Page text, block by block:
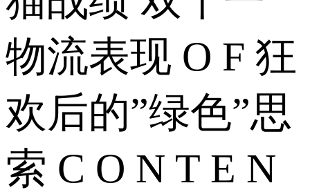
物流表现 O F 狂
欢后的”绿色”思
索 C O N T E N